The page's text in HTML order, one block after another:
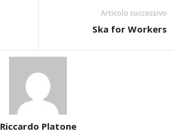
Articolo successivo
Ska for Workers
Riccardo Platone